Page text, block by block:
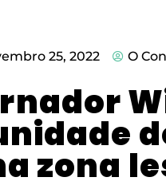
25, 2022 O
zona